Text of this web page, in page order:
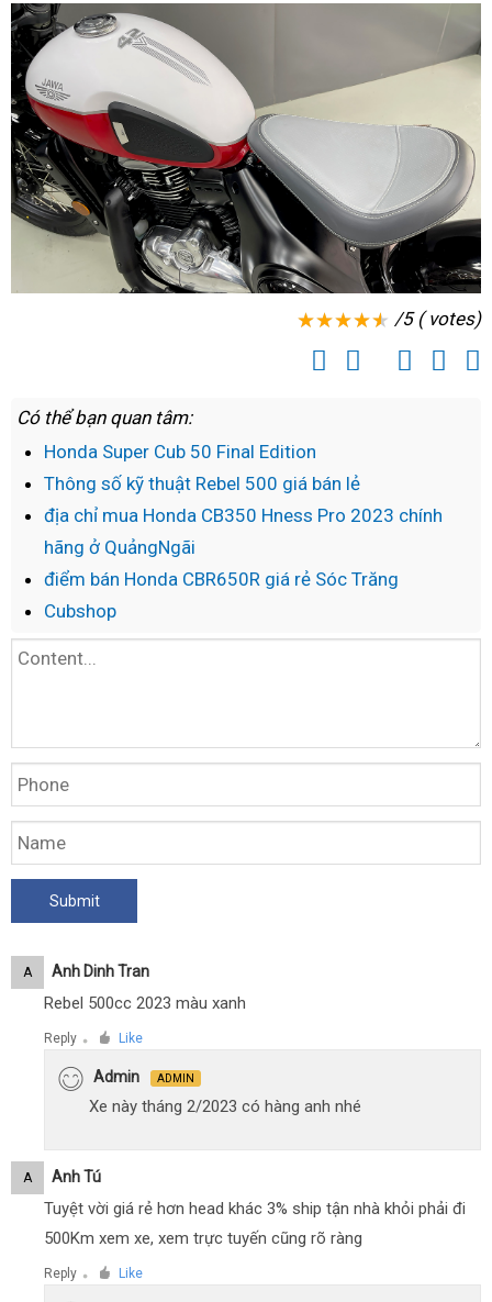
đồng
42
khu
vực
An
Giang
góp
0
Jawa
42
khu
vực
An
Giang
/5 ( votes)
Có thể bạn quan tâm:
Honda Super Cub 50 Final Edition
Thông số kỹ thuật Rebel 500 giá bán lẻ
địa chỉ mua Honda CB350 Hness Pro 2023 chính
hãng ở QuảngNgãi
điểm bán Honda CBR650R giá rẻ Sóc Trăng
Cubshop
A Anh Dinh Tran
Rebel 500cc 2023 màu xanh
Reply ● Like
Admin ADMIN
Xe này tháng 2/2023 có hàng anh nhé
A Anh Tú
Tuyệt vời giá rẻ hơn head khác 3% ship tận nhà khỏi phải đi
500Km xem xe, xem trực tuyến cũng rõ ràng
Reply ● Like